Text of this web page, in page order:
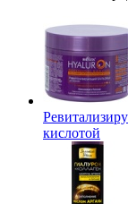
кислотой